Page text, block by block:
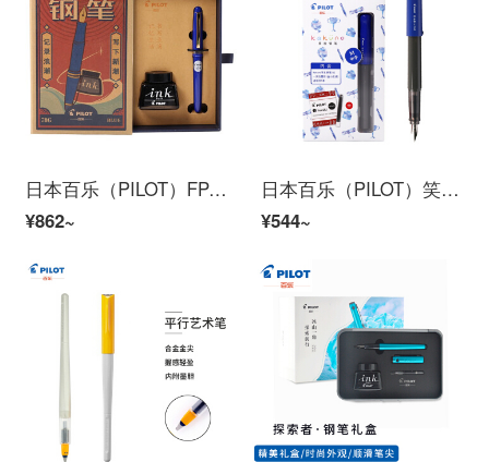
日本百乐（PILOT）FP-78G+钢笔套装 F尖商务签字笔练字送礼钢笔墨水复古礼盒装 蓝色
¥862~
日本百乐（PILOT）笑脸钢笔学生练字笔 入门级书法笔（含墨胆6支）FKA-1SR 蓝色 M尖
¥544~